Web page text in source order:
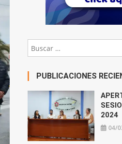
PUBLICACIONES
2024
04/